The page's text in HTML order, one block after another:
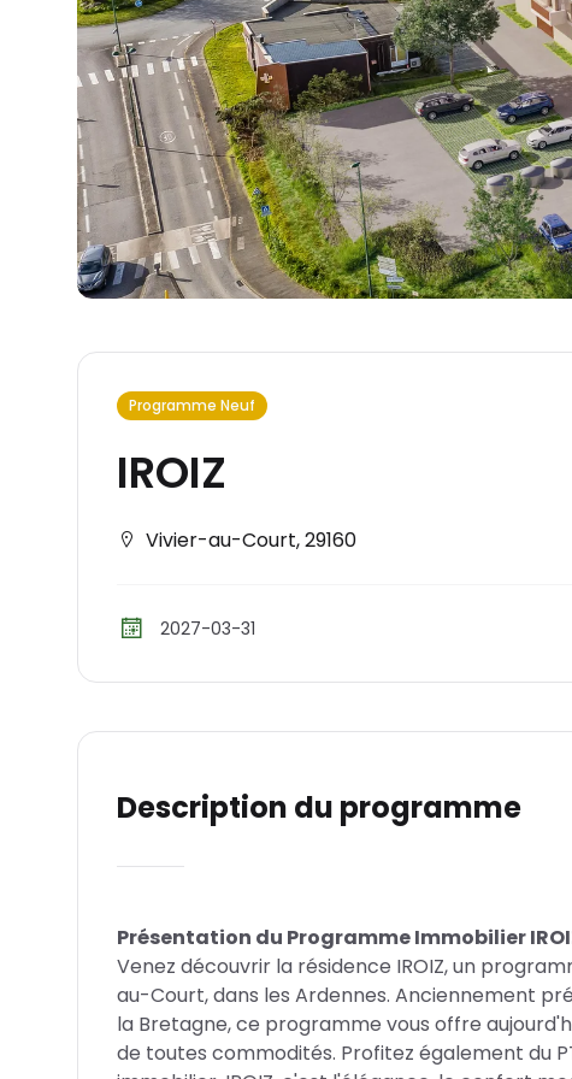
Programme Neuf
IROIZ
Vivier-au-Court,29160
2027-03-31
Description du programme
Présentation du Programme Immobilier
Venez découvrir la résidence IROIZ, un
au-Court, dans les Ardennes. Anciennement
la Bretagne, ce programme vous offre
de toutes commodités. Profitez également du